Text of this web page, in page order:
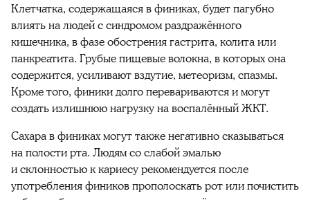
Клетчатка, содержащаяся вфиниках, будет пагубно
влиять на людей с синдромом раздражённого
кишечника, в фазе обострения гастрита, колита или
панкреатита. Грубые пищевые волокна, в которых она
содержится, усиливают вздутие, метеоризм, спазмы.
Кроме того, финикидолго перевариваются и могут
создать излишнюю нагрузку на воспалённый ЖКТ.
Сахаравфиникахмогут также негативно сказываться
на полости рта. Людям со слабой эмалью
и склонностью к кариесу рекомендуется после
употребленияфиниковпрополоскать рот или почистить